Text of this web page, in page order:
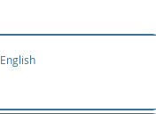
English